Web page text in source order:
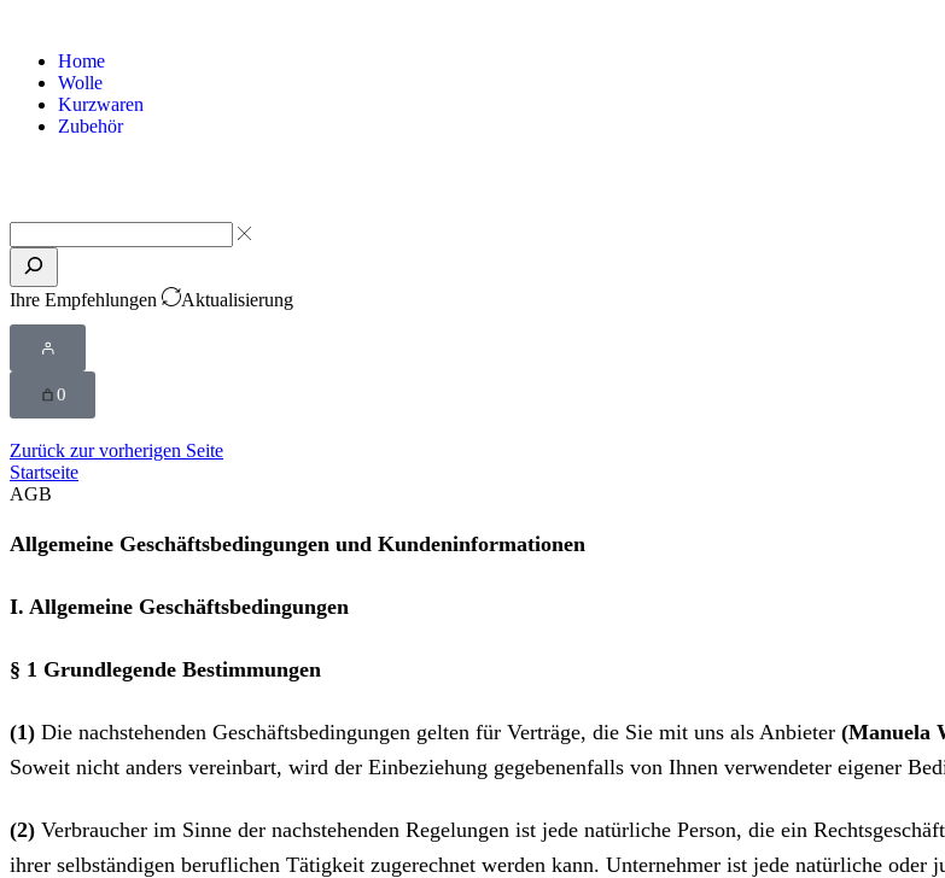
Home
Wolle
Kurzwaren
Zubehör
Ihre Empfehlungen Aktualisierung
0
Zurück zur vorherigen Seite
Startseite
AGB
Allgemeine Geschäftsbedingungen und Kundeninformationen
I. Allgemeine Geschäftsbedingungen
§ 1 Grundlegende Bestimmungen
(1) Die nachstehenden Geschäftsbedingungen gelten für Verträge, die Sie mit uns als Anbieter (Manuela
Soweit nicht anders vereinbart, wird der Einbeziehung gegebenenfalls von Ihnen verwendeter eigener
(2) Verbraucher im Sinne der nachstehenden Regelungen ist jede natürliche Person, die ein
ihrer selbständigen beruflichen Tätigkeit zugerechnet werden kann. Unternehmer ist jede natürliche oder